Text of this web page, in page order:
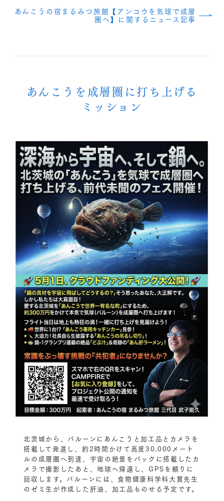
あんこうの宿まるみつ旅館【アンコウを気球で成層
圏へ】に関するニュース記事
あんこうを成層圏に打ち上げる
ミッション
北茨城から、バルーンにあんこうと加工品とカメラを
搭載して発進し、約2時間かけて高度30,000メート
ルの成層圏へ到達、宇宙の絶景をバックに搭載したカ
メラで撮影したあと、地球へ帰還し、GPSを頼りに
回収します。バルーンには、食物健康科学科大貫先生
のゼミ生が作成した肝油、加工品ものせる予定です。